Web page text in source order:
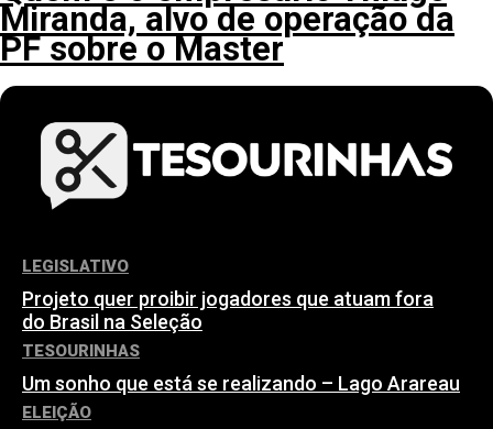
Miranda, alvo de operação da
PF sobre o Master
LEGISLATIVO
Projeto quer proibir jogadores que atuam fora
do Brasil na Seleção
TESOURINHAS
Um sonho que está se realizando – Lago Arareau
ELEIÇÃO